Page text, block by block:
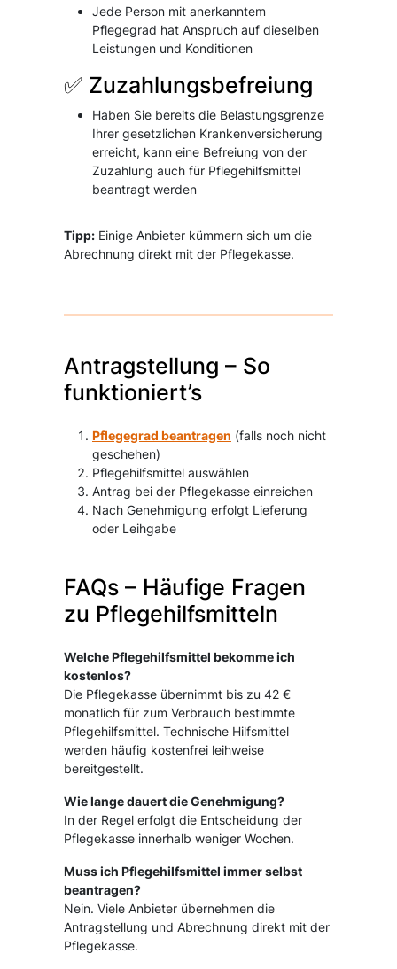
Jede Person mit anerkanntem
Pflegegrad hat Anspruch auf dieselben
Leistungen und Konditionen
✅ Zuzahlungsbefreiung
Haben Sie bereits die Belastungsgrenze
Ihrer gesetzlichen Krankenversicherung
erreicht, kann eine Befreiung von der
Zuzahlung auch für Pflegehilfsmittel
beantragt werden
Tipp: Einige Anbieter kümmern sich um die
Abrechnung direkt mit der Pflegekasse.
Antragstellung – So
funktioniert’s
Pflegegrad beantragen (falls noch nicht
geschehen)
Pflegehilfsmittel auswählen
Antrag bei der Pflegekasse einreichen
Nach Genehmigung erfolgt Lieferung
oder Leihgabe
FAQs – Häufige Fragen
zu Pflegehilfsmitteln
Welche Pflegehilfsmittel bekomme ich
kostenlos?
Die Pflegekasse übernimmt bis zu 42 €
monatlich für zum Verbrauch bestimmte
Pflegehilfsmittel. Technische Hilfsmittel
werden häufig kostenfrei leihweise
bereitgestellt.
Wie lange dauert die Genehmigung?
In der Regel erfolgt die Entscheidung der
Pflegekasse innerhalb weniger Wochen.
Muss ich Pflegehilfsmittel immer selbst
beantragen?
Nein. Viele Anbieter übernehmen die
Antragstellung und Abrechnung direkt mit der
Pflegekasse.